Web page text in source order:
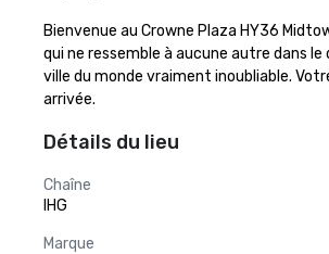
Bienvenue au Crowne Plaza HY36
qui ne ressemble à aucune autre dans
ville du monde vraiment inoubliable.
arrivée.
Détails du lieu
Chaîne
IHG
Marque